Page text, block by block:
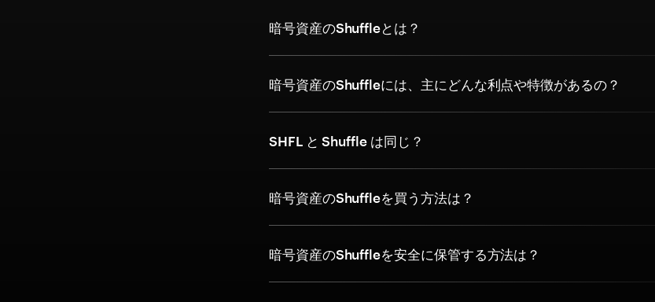
暗号資産のShuffleとは？
暗号資産のShuffleには、主にどんな利点や特徴があるの？
SHFL と Shuffle は同じ？
暗号資産のShuffleを買う方法は？
暗号資産のShuffleを安全に保管する方法は？